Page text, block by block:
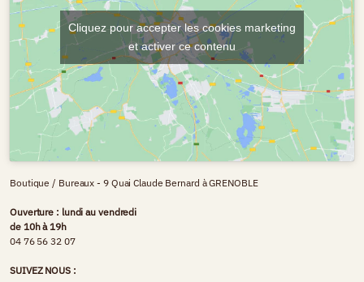
Cliquez pour accepter les cookies marketing
et activer ce contenu
Boutique / Bureaux - 9 Quai Claude Bernard à GRENOBLE
Ouverture : lundi au vendredi
de 10h à 19h
04 76 56 32 07
SUIVEZ NOUS :